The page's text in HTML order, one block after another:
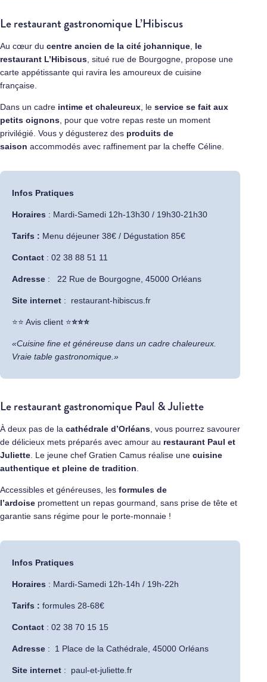
Le restaurant gastronomique L’Hibiscus
Au cœur du centre ancien de la cité johannique le
restaurant L’Hibiscus , situé rue de Bourgogne, propose une
carte appétissante qui ravira les amoureux de cuisine
française.
Dans un cadre intime et chaleureux , le service se fait aux
petits oignons , pour que votre repas reste un moment
privilégié. Vous y dégusterez des produits de
saison accommodés avec raffinement par la cheffe Céline.
Infos Pratiques
Horaires : Mardi-Samedi 12h-13h30 / 19h30-21h30
Tarifs : Menu déjeuner 38€ / Dégustation 85€
Contact : 02 38 88 51 11
Adresse : 22 Rue de Bourgogne, 45000 Orléans
Site internet : restaurant-hibiscus.fr
​⭐⭐ Avis client ⭐⭐⭐⭐
«Cuisine fine et généreuse dans un cadre chaleureux.
Vraie table gastronomique.»
Le restaurant gastronomique Paul & Juliette
À deux pas de la cathédrale d’Orléans , vous pourrez savourer
de délicieux mets préparés avec amour au restaurant Paul et
Juliette . Le jeune chef Gratien Camus réalise une cuisine
authentique et pleine de tradition
Accessibles et généreuses, les formules de
l’ardoise promettent un repas gourmand, sans prise de tête et
garantie sans régime pour le porte-monnaie !
Infos Pratiques
Horaires : Mardi-Samedi 12h-14h / 19h-22h
Tarifs : formules 28-68€
Contact : 02 38 70 15 15
Adresse : 1 Place de la Cathédrale, 45000 Orléans
Site internet : paul-et-juliette.fr